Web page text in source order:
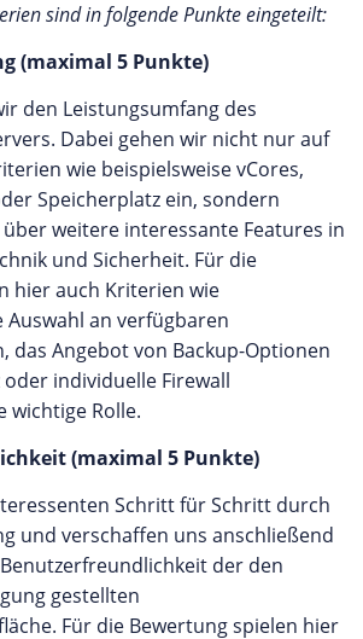
sind in folgende Punkte eingeteilt:
(maximal 5 Punkte)
den Leistungsumfang des
Dabei gehen wir nicht nur auf
wie beispielsweise vCores,
Speicherplatz ein, sondern
weitere interessante Features in
und Sicherheit. Für die
hier auch Kriterien wie
Auswahl an verfügbaren
das Angebot von Backup-Optionen
oder individuelle Firewall
wichtige Rolle.
(maximal 5 Punkte)
Schritt für Schritt durch
und verschaffen uns anschließend
der den
gestellten
Für die Bewertung spielen hier